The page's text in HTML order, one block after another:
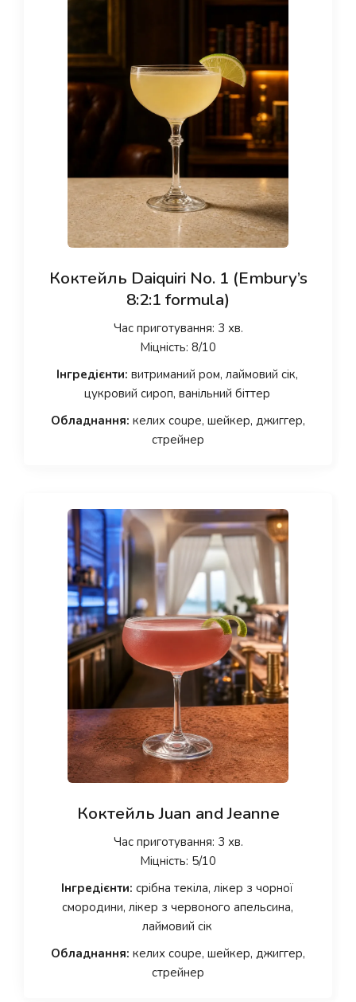
Коктейль Daiquiri No. 1 (Embury’s
8:2:1 formula)
Час приготування: 3 хв.
Міцність: 8/10
Інгредієнти: витриманий ром, лаймовий сік,
цукровий сироп, ванільний біттер
Обладнання: келих coupe, шейкер, джиггер,
стрейнер
Коктейль Juan and Jeanne
Час приготування: 3 хв.
Міцність: 5/10
Інгредієнти: срібна текіла, лікер з чорної
смородини, лікер з червоного апельсина,
лаймовий сік
Обладнання: келих coupe, шейкер, джиггер,
стрейнер